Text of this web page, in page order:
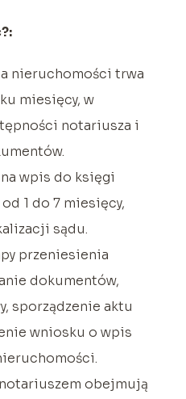
nieruchomości trwa
miesięcy, w
notariusza i
wpis do księgi
1 do 7 miesięcy,
sądu.
przeniesienia
dokumentów,
sporządzenie aktu
wniosku o wpis
obejmują